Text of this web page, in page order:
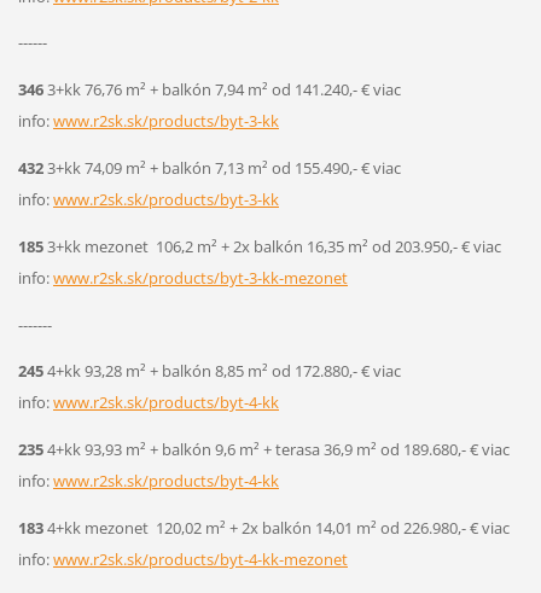
------
3463+kk 76,76 m² + balkón 7,94 m² od 141.240,- € viac
info:www.r2sk.sk/products/byt-3-kk
4323+kk 74,09 m² + balkón 7,13 m² od 155.490,- € viac
info:www.r2sk.sk/products/byt-3-kk
1853+kk mezonet 106,2 m² + 2x balkón 16,35 m² od 203.950,- € viac
info:www.r2sk.sk/products/byt-3-kk-mezonet
-------
2454+kk 93,28 m² + balkón 8,85 m² od 172.880,- € viac
info:www.r2sk.sk/products/byt-4-kk
2354+kk 93,93 m² + balkón 9,6 m² + terasa 36,9 m² od 189.680,- € viac
info:www.r2sk.sk/products/byt-4-kk
1834+kk mezonet 120,02 m² + 2x balkón 14,01 m² od 226.980,- € viac
info:www.r2sk.sk/products/byt-4-kk-mezonet